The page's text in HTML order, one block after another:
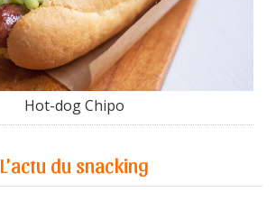
Hot-dog Chipo
L'actu du snacking